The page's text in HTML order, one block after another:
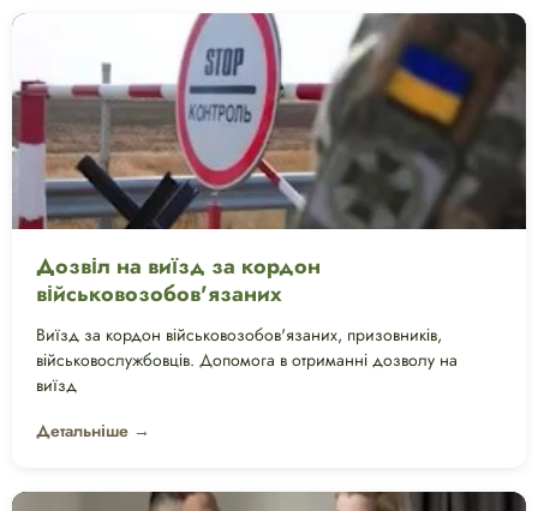
Дозвіл на виїзд за кордон
військовозобов'язаних
Виїзд за кордон військовозобов'язаних, призовників,
військовослужбовців. Допомога в отриманні дозволу на
виїзд
Детальніше →